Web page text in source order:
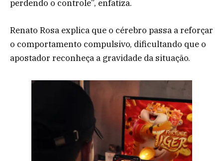
perdendo o controle”, enfatiza.
Renato Rosa explica que o cérebro passa a reforçar
o comportamento compulsivo, dificultando que o
apostador reconheça a gravidade da situação.